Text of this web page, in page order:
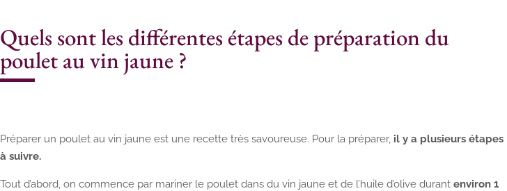
Quels sont les différentes étapes de préparation du
poulet au vin jaune ?
Préparer un poulet au vin jaune est une recette très savoureuse. Pour la préparer, il y a plusieurs étapes
à suivre.
Tout d’abord, on commence par mariner le poulet dans du vin jaune et de l’huile d’olive durant environ 1